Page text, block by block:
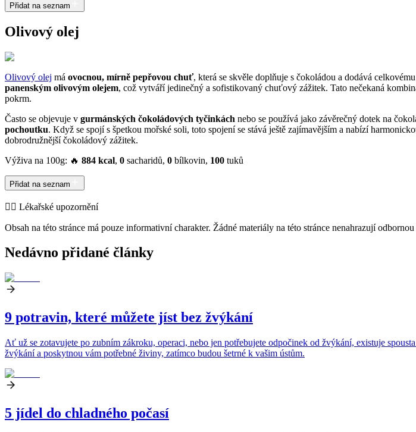
Přidat na seznam
Olivový olej
Olivový olej má ovocnou, mírně pepřovou chuť, která se skvěle doplňuje s čokoládou a dodává
panenským olivovým olejem, což vytváří jedinečný a sofistikovaný chuťový zážitek. Tato nečekaná
pokrm.
Často se objevuje v gurmánských čokoládových tyčinkách nebo se používá jako závěrečný dotek na
pochoutku. Když se spojí s špetkou mořské soli, toto spojení se stává ještě zajímavějším a nabízí
dobrodružnější čokoládový zážitek.
Výživa na 100g: 🔥 884 kcal, 0 sacharidů, 0 bílkovin, 100 tuků
Přidat na seznam
👨‍⚕️️ Lékařské upozornění
Obsah na této stránce má pouze informativní charakter. Žádné materiály na této stránce nenahrazují
Nedávno přidané články
9 potravin, které můžete jíst bez žvýkání
Ať už se zotavujete po zubním zákroku, operaci, nebo jen potřebujete odpočinek od žvýkání, existuje
žvýkání a poskytnou vám potřebné živiny, zatímco budou šetrné k vašim ústům.
5 jídel do chladného počasí